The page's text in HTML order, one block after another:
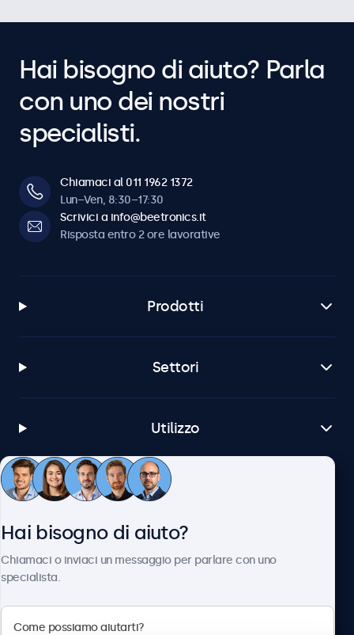
Hai bisogno di aiuto? Parla
con uno dei nostri
specialisti.
Chiamaci al 011 1962 1372
Lun–Ven, 8:30–17:30
Scrivici a info@beetronics.it
Risposta entro 2 ore lavorative
Prodotti
Settori
Utilizzo
Servizio Clienti
Hai bisogno di aiuto?
Chiamaci o inviaci un messaggio per parlare con uno
specialista.